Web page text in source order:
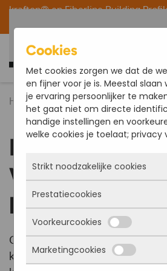
krafton® enFiberline Building
Home Over ons
Kenmerken en
Voordelen van
krafton® GVK
Glasvezelversterkte kunststoffen
kostenbesparende
Cookies
Met cookies zorgen we dat de
en fijner voor je is. Meestal
je ervaring persoonlijker te
het gaat niet om directe
handige instellingen en
welke cookies je toelaat; privacy
Strikt noodzakelijke cookies
Deze cookies zorgen ervoor
überhaupt werkt. Ze zijn dus
kunnen niet worden uitgezet.
ze alleen geplaatst als jij iets
inloggen, een formulier
privacyvoorkeuren opslaan.
Prestatiecookies
Met deze cookies zien we hoe
bezocht wordt, waar
komen en welke pagina’s
kunnen we de website blijven
Voorkeurcookies
Deze cookies onthouden jouw
Bijvoorbeeld taalkeuze of
Marketingcookies